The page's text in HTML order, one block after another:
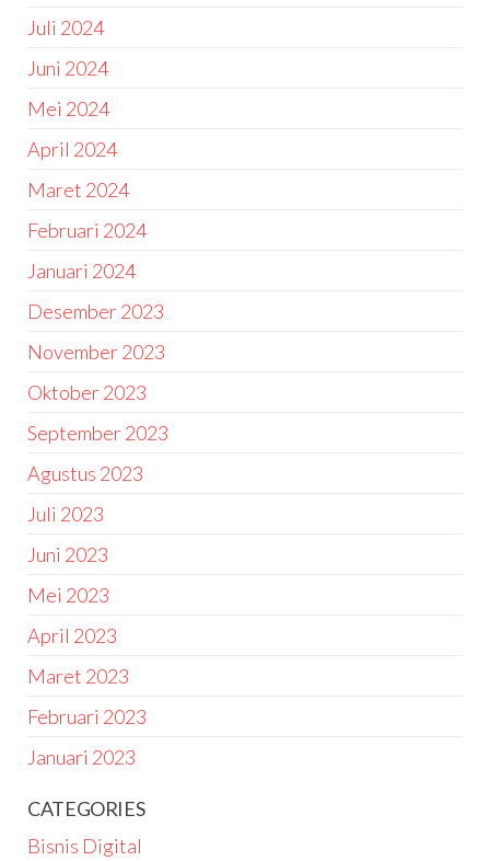
Juli 2024
Juni 2024
Mei 2024
April 2024
Maret 2024
Februari 2024
Januari 2024
Desember 2023
November 2023
Oktober 2023
September 2023
Agustus 2023
Juli 2023
Juni 2023
Mei 2023
April 2023
Maret 2023
Februari 2023
Januari 2023
CATEGORIES
Bisnis Digital